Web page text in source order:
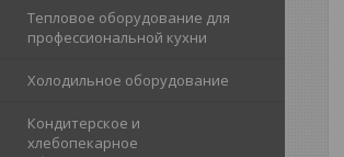
Тепловое оборудование для
профессиональной кухни
Холодильное оборудование
Кондитерское и
хлебопекарное